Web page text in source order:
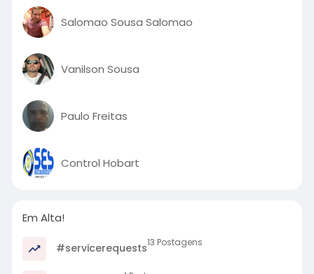
Salomao Sousa Salomao
Vanilson Sousa
Paulo Freitas
Control Hobart
Em Alta!
#servicerequests13 Postagens